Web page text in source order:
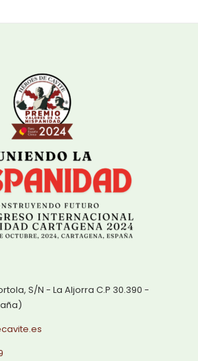
S/N - La Aljorra C.P 30.390 -